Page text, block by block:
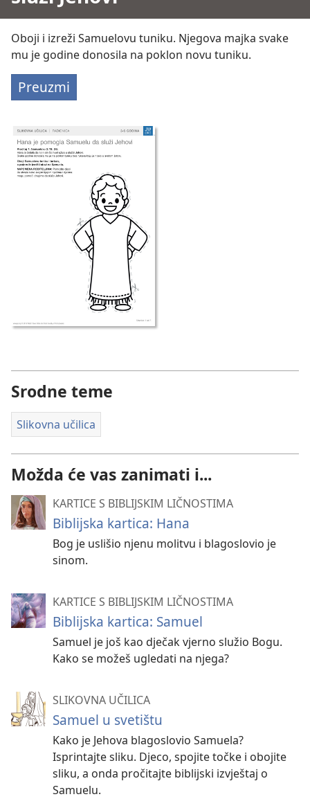
Oboji i izreži Samuelovu tuniku. Njegova majka svake
mu je godine donosila na poklon novu tuniku.
Preuzmi
Srodne teme
Slikovna učilica
Možda će vas zanimati i...
KARTICE S BIBLIJSKIM LIČNOSTIMA
Biblijska kartica: Hana
Bog je uslišio njenu molitvu i blagoslovio je
sinom.
KARTICE S BIBLIJSKIM LIČNOSTIMA
Biblijska kartica: Samuel
Samuel je još kao dječak vjerno služio Bogu.
Kako se možeš ugledati na njega?
SLIKOVNA UČILICA
Samuel u svetištu
Kako je Jehova blagoslovio Samuela?
Isprintajte sliku. Djeco, spojite točke i obojite
sliku, a onda pročitajte biblijski izvještaj o
Samuelu.